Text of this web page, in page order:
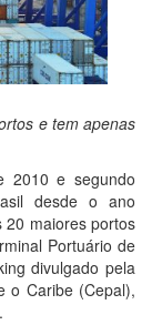
e tem apenas
2010 e segundo
desde o ano
20 maiores portos
Portuário de
divulgado pela
o Caribe (Cepal),